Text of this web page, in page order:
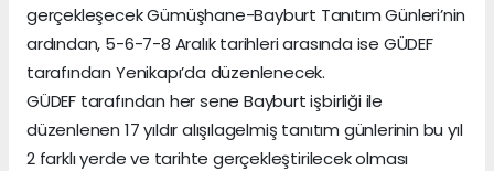
gerçekleşecek Gümüşhane-Bayburt Tanıtım Günleri’nin
ardından, 5-6-7-8 Aralık tarihleri arasında ise GÜDEF
tarafından Yenikapı’da düzenlenecek.
GÜDEF tarafından her sene Bayburt işbirliği ile
düzenlenen 17 yıldır alışılagelmiş tanıtım günlerinin bu yıl
2 farklı yerde ve tarihte gerçekleştirilecek olması